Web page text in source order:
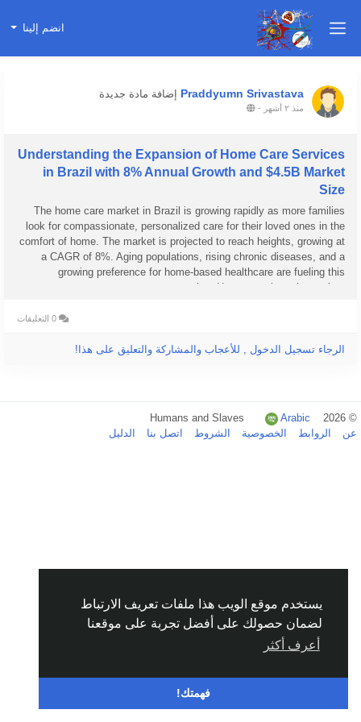
يستخدم موقع الويب هذا ملفات تعريف الارتباط
لضمان حصولك على أفضل تجربة على موقعنا
أعرف أكثر
فهمتك!
انضم إلينا
Praddyumn Srivastava إضافة مادة جديدة
منذ ٢ أشهر -
Understanding the Expansion of Home Care Services
in Brazil with 8% Annual Growth and $4.5B Market
Size
The home care market in Brazil is growing rapidly as more families
look for compassionate, personalized care for their loved ones in the
comfort of home. The market is projected to reach heights, growing at
a CAGR of 8%. Aging populations, rising chronic diseases, and a
growing preference for home-based healthcare are fueling this
expansion. Home care is no longer just...
الرجاء تسجيل الدخول , للأعجاب والمشاركة والتعليق على هذا!
© 2026 Humans and Slaves
Arabic
عن
الروابط الخصوصية الشروط اتصل بنا الدليل